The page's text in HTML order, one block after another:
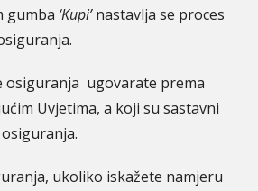
gumba ‘Kupi’nastavlja se proces
osiguranja ugovarate prema
Uvjetima, a koji su sastavni
ukoliko iskažete namjeru